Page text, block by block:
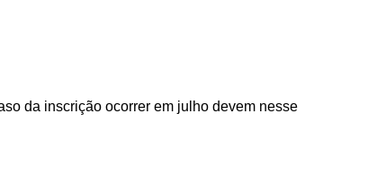
da inscrição ocorrer em julho devem nesse